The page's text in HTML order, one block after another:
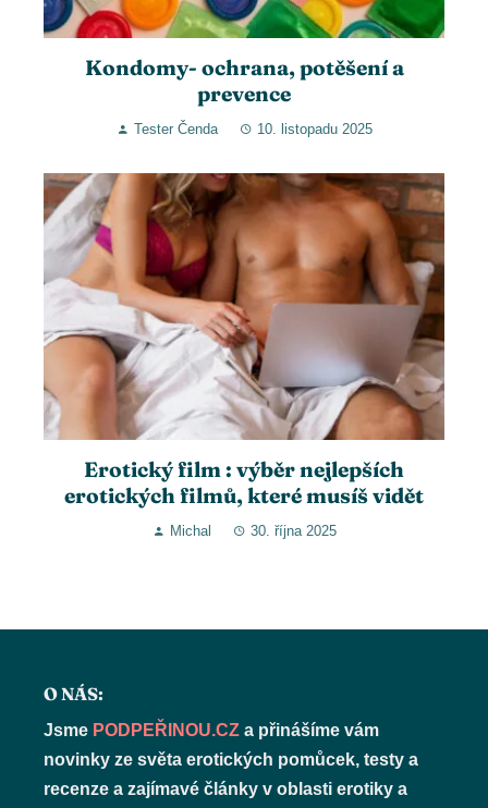
Kondomy- ochrana, potěšení a
prevence
Tester Čenda 10. listopadu 2025
Erotický film : výběr nejlepších
erotických filmů, které musíš vidět
Michal 30. října 2025
O NÁS:
Jsme PODPEŘINOU.CZ a přinášíme vám
novinky ze světa erotických pomůcek, testy a
recenze a zajímavé články v oblasti erotiky a